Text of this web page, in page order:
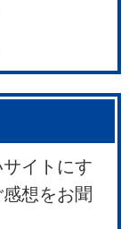
イトにす
想をお聞